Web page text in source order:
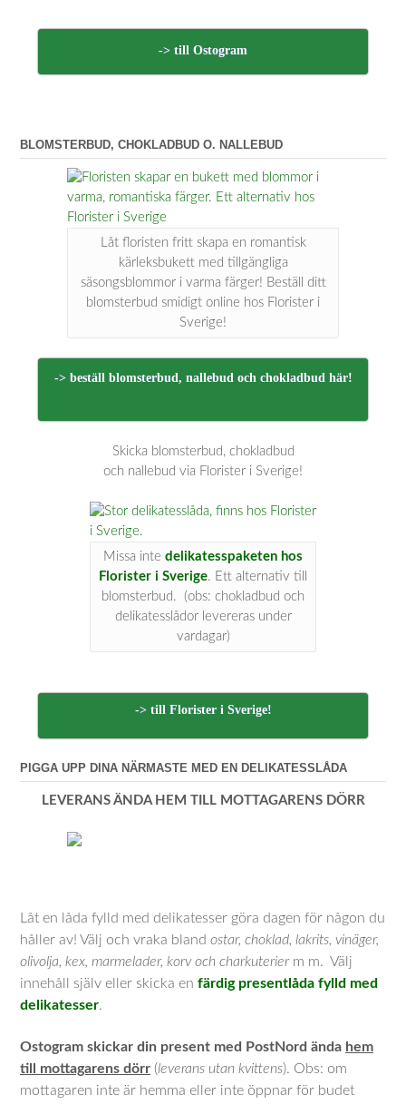
-> till Ostogram
BLOMSTERBUD, CHOKLADBUD O. NALLEBUD
Låt floristen fritt skapa en romantisk
kärleksbukett med tillgängliga
säsongsblommor i varma färger! Beställ ditt
blomsterbud smidigt online hos Florister i
Sverige!
-> beställ blomsterbud, nallebud och chokladbud här!
Skicka blomsterbud, chokladbud
och nallebud via Florister i Sverige!
Missa inte delikatesspaketen hos
Florister i Sverige. Ett alternativ till
blomsterbud. (obs: chokladbud och
delikatesslådor levereras under
vardagar)
-> till Florister i Sverige!
PIGGA UPP DINA NÄRMASTE MED EN DELIKATESSLÅDA
LEVERANS ÄNDA HEM TILL MOTTAGARENS DÖRR
Låt en låda fylld med delikatesser göra dagen för någon du
håller av! Välj och vraka bland ostar, choklad, lakrits, vinäger,
olivolja, kex, marmelader, korv och charkuterierm m. Välj
innehåll själv eller skicka en färdig presentlåda fylld med
delikatesser.
Ostogram skickar din present med PostNord ända hem
till mottagarens dörr (leverans utan kvittens). Obs: om
mottagaren inte är hemma eller inte öppnar för budet